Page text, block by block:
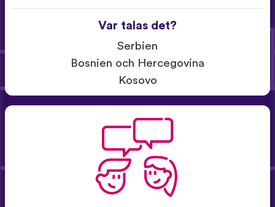
Var talas det?
Serbien
Bosnien och Hercegovina
Kosovo